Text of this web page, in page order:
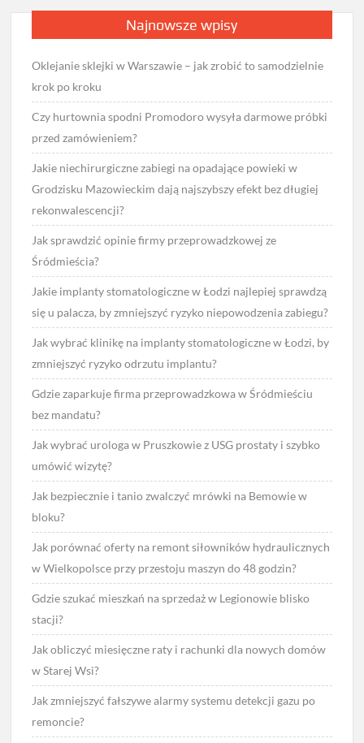
Najnowsze wpisy
Oklejanie sklejki w Warszawie – jak zrobić to samodzielnie
krok po kroku
Czy hurtownia spodni Promodoro wysyła darmowe próbki
przed zamówieniem?
Jakie niechirurgiczne zabiegi na opadające powieki w
Grodzisku Mazowieckim dają najszybszy efekt bez długiej
rekonwalescencji?
Jak sprawdzić opinie firmy przeprowadzkowej ze
Śródmieścia?
Jakie implanty stomatologiczne w Łodzi najlepiej sprawdzą
się u palacza, by zmniejszyć ryzyko niepowodzenia zabiegu?
Jak wybrać klinikę na implanty stomatologiczne w Łodzi, by
zmniejszyć ryzyko odrzutu implantu?
Gdzie zaparkuje firma przeprowadzkowa w Śródmieściu
bez mandatu?
Jak wybrać urologa w Pruszkowie z USG prostaty i szybko
umówić wizytę?
Jak bezpiecznie i tanio zwalczyć mrówki na Bemowie w
bloku?
Jak porównać oferty na remont siłowników hydraulicznych
w Wielkopolsce przy przestoju maszyn do 48 godzin?
Gdzie szukać mieszkań na sprzedaż w Legionowie blisko
stacji?
Jak obliczyć miesięczne raty i rachunki dla nowych domów
w Starej Wsi?
Jak zmniejszyć fałszywe alarmy systemu detekcji gazu po
remoncie?